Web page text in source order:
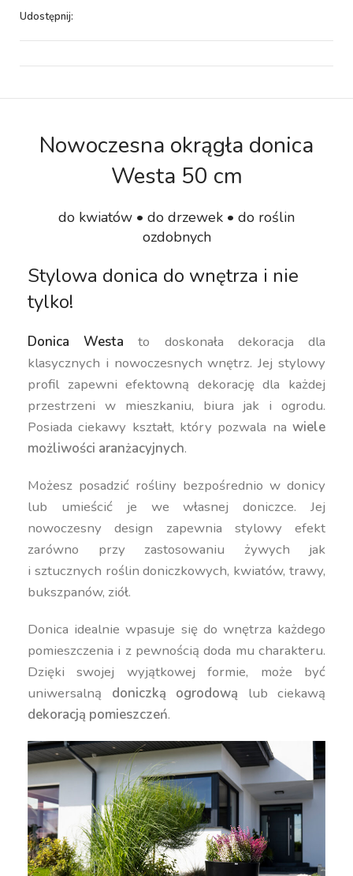
Udostępnij:
Nowoczesna okrągła donica
Westa 50 cm
do kwiatów • do drzewek • do roślin
ozdobnych
Stylowa donica do wnętrza i nie
tylko!
Donica Westato doskonała dekoracja dla
klasycznych i nowoczesnych wnętrz. Jej stylowy
profil zapewni efektowną dekorację dla każdej
przestrzeni w mieszkaniu, biura jak i ogrodu.
Posiada ciekawy kształt, który pozwala na wiele
możliwości aranżacyjnych.
Możesz posadzić rośliny bezpośrednio w donicy
lub umieścić je we własnej doniczce. Jej
nowoczesny design zapewnia stylowy efekt
zarówno przy zastosowaniu żywych jak
i sztucznych roślin doniczkowych, kwiatów, trawy,
bukszpanów, ziół.
Donica idealnie wpasuje się do wnętrza każdego
pomieszczenia i z pewnością doda mu charakteru.
Dzięki swojej wyjątkowej formie, może być
uniwersalną doniczką ogrodową lub ciekawą
dekoracją pomieszczeń.